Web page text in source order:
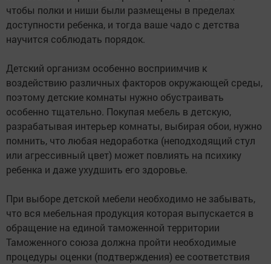
чтобы полки и ниши были размещены в пределах
доступности ребенка, и тогда ваше чадо с детства
научится соблюдать порядок.
Детский организм особенно восприимчив к
воздействию различных факторов окружающей среды,
поэтому детские комнаты нужно обустраивать
особенно тщательно. Покупая мебель в детскую,
разрабатывая интерьер комнаты, выбирая обои, нужно
помнить, что любая недоработка (неподходящий стул
или агрессивный цвет) может повлиять на психику
ребенка и даже ухудшить его здоровье.
При выборе детской мебели необходимо не забывать,
что вся мебельная продукция которая выпускается в
обращение на единой таможенной территории
Таможенного союза должна пройти необходимые
процедуры оценки (подтверждения) ее соответствия